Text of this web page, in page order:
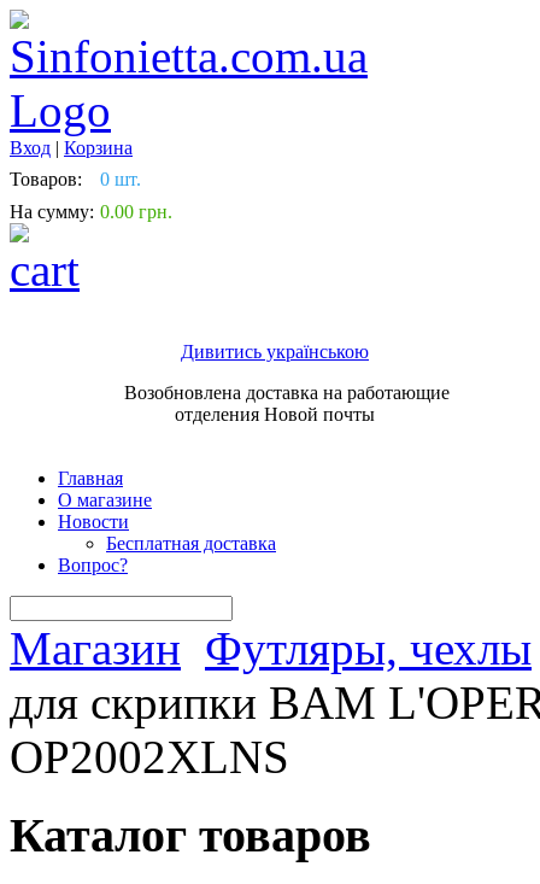
Вход | Корзина
Товаров:
0 шт.
На сумму: 0.00 грн.
Дивитись українською
Возобновлена доставка на работающие
отделения Новой почты
Главная
О магазине
Новости
Бесплатная доставка
Вопрос?
Магазин Футляры, чехлы
для скрипки BAM
OP2002XLNS
Каталог товаров